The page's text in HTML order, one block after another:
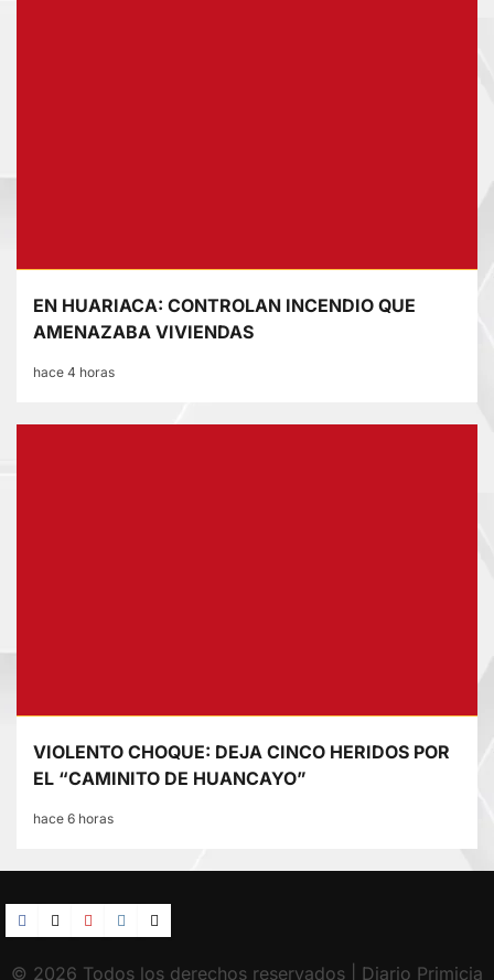
EN HUARIACA: CONTROLAN INCENDIO QUE
AMENAZABA VIVIENDAS
hace 4 horas
VIOLENTO CHOQUE: DEJA CINCO HERIDOS POR
EL “CAMINITO DE HUANCAYO”
hace 6 horas
Facebook
TikTokYouTube
Instagram
X
© 2026 Todos los derechos reservados | Diario Primicia